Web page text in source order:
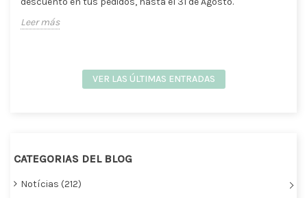
Leer más
VER LAS ÚLTIMAS ENTRADAS
CATEGORIAS DEL BLOG
Notícias (212)